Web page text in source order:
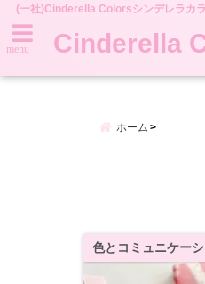
(一社)Cinderella Colorsシンデレラカ
menu Cinderella
ホーム
色とコミュニケー